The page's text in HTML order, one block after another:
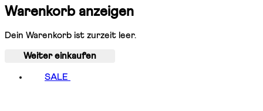
Warenkorb anzeigen
Dein Warenkorb ist zurzeit leer.
Weiter einkaufen
SALE